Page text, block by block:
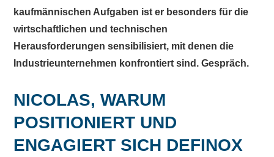
kaufmännischen Aufgaben ist er besonders für die
wirtschaftlichen und technischen
Herausforderungen sensibilisiert, mit denen die
Industrieunternehmen konfrontiert sind. Gespräch.
NICOLAS, WARUM
POSITIONIERT UND
ENGAGIERT SICH DEFINOX